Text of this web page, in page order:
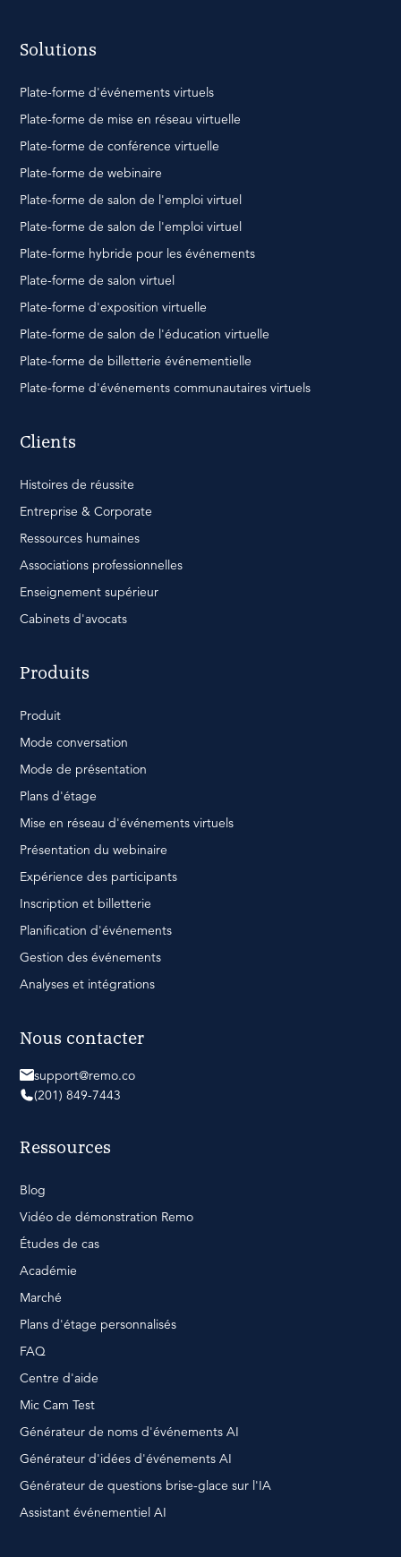
Solutions
Plate-forme d'événements virtuels
Plate-forme de mise en réseau virtuelle
Plate-forme de conférence virtuelle
Plate-forme de webinaire
Plate-forme de salon de l'emploi virtuel
Plate-forme de salon de l'emploi virtuel
Plate-forme hybride pour les événements
Plate-forme de salon virtuel
Plate-forme d'exposition virtuelle
Plate-forme de salon de l'éducation virtuelle
Plate-forme de billetterie événementielle
Plate-forme d'événements communautaires virtuels
Clients
Histoires de réussite
Entreprise & Corporate
Ressources humaines
Associations professionnelles
Enseignement supérieur
Cabinets d'avocats
Produits
Produit
Mode conversation
Mode de présentation
Plans d'étage
Mise en réseau d'événements virtuels
Présentation du webinaire
Expérience des participants
Inscription et billetterie
Planification d'événements
Gestion des événements
Analyses et intégrations
Nous contacter
support@remo.co
(201) 849-7443
Ressources
Blog
Vidéo de démonstration Remo
Études de cas
Académie
Marché
Plans d'étage personnalisés
FAQ
Centre d'aide
Mic Cam Test
Générateur de noms d'événements AI
Générateur d'idées d'événements AI
Générateur de questions brise-glace sur l'IA
Assistant événementiel AI